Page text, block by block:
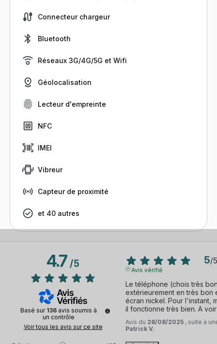
Connecteur chargeur
Bluetooth
Réseaux 3G/4G/5G et Wifi
Géolocalisation
Lecteur d'empreinte
NFC
IMEI
Vibreur
Capteur de proximité
et 40 autres
4.7/5
Basé sur 136 avis soumis à
un contrôle
Voir tous les avis sur ce site
5/5
Avis vérifié
Le téléphone (chois très
extérieurement en très bon
écran nickel. Pour l'instant,
il fonctionne très bien. A
Avis du 28/08/2025 , suite à
Patrick V.